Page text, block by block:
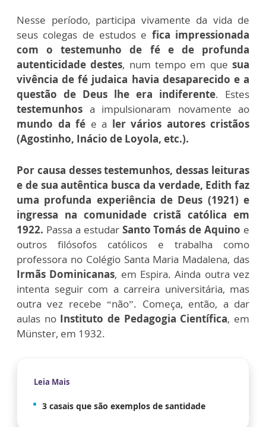
Nesse período, participa vivamente da vida de
seus colegas de estudos e fica impressionada
com o testemunho de fé e de profunda
autenticidade destes, num tempo em quesua
vivência de fé judaica havia desaparecido e a
questão de Deus lhe era indiferente. Estes
testemunhos a impulsionaram novamente ao
mundo da fé e a ler vários autores cristãos
(Agostinho, Inácio de Loyola, etc.).
Por causa desses testemunhos, dessas leituras
e de sua autêntica busca da verdade, Edith faz
uma profunda experiência de Deus (1921) e
ingressa na comunidade cristã católica em
1922. Passa a estudarSanto Tomás de Aquino e
outros filósofos católicos e trabalha como
professora no Colégio Santa Maria Madalena, das
Irmãs Dominicanas, em Espira. Ainda outra vez
intenta seguir com a carreira universitária, mas
outra vez recebe “não”. Começa, então, a dar
aulas no Instituto de Pedagogia Científica, em
Münster, em 1932.
Leia Mais
3 casais que são exemplos de santidade